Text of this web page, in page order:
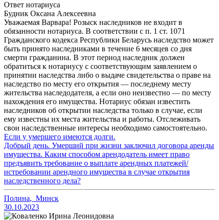
Ответ нотариуса
Будник Оксана Алексеевна
Уважаемая Варвара! Розыск наследников не входит в
обязанности нотариуса. В соответствии с п. 1 ст. 1071
Гражданского кодекса Республики Беларусь наследство может
быть принято наследниками в течение 6 месяцев со дня
смерти гражданина. В этот период наследник должен
обратиться к нотариусу с соответствующим заявлением о
принятии наследства либо о выдаче свидетельства о праве на
наследство по месту его открытия — последнему месту
жительства наследодателя, а если оно неизвестно — по месту
нахождения его имущества. Нотариус обязан известить
наследников об открытии наследства только в случае, если
ему известны их места жительства и работы. Отслеживать
свои наследственные интересы необходимо самостоятельно.
Если у умершего имеются долги.
Добрый день. Умерший при жизни заключил договора аренды
имущества. Каким способом арендодатель имеет право
предъявить требование о выплате арендных платежей/
истребовании арендного имущества в случае открытия
наследственного дела?
Полина, Минск
30.10.2023